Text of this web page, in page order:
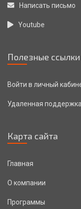
Написать письмо
Youtube
Полезные ссылки
Войти в личный
Удаленная поддержка
Карта сайта
Главная
О компании
Программы